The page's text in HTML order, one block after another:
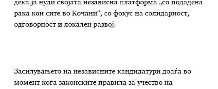
дека ја нуди својата независна платформа „со подадена
рака кон сите во Кочани“, со фокус на солидарност,
одговорност и локален развој.
Засилувањето на независните кандидатури доаѓа во
момент кога законските правила за учество на